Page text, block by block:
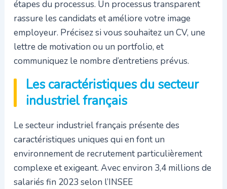
étapes du processus. Un processus transparent
rassure les candidats et améliore votre image
employeur. Précisez si vous souhaitez un CV, une
lettre de motivation ou un portfolio, et
communiquez le nombre d’entretiens prévus.
Les caractéristiques du secteur
industriel français
Le secteur industriel français présente des
caractéristiques uniques qui en font un
environnement de recrutement particulièrement
complexe et exigeant. Avec environ 3,4 millions de
salariés fin 2023 selon l’INSEE